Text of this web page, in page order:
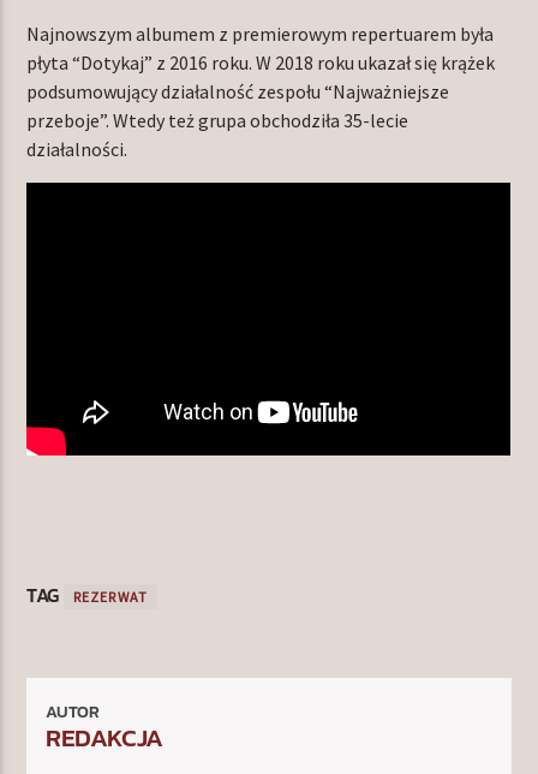
Najnowszym albumem z premierowym repertuarem była
płyta “Dotykaj” z 2016 roku. W 2018 roku ukazał się krążek
podsumowujący działalność zespołu “Najważniejsze
przeboje”. Wtedy też grupa obchodziła 35-lecie
działalności.
TAG REZERWAT
AUTOR
REDAKCJA